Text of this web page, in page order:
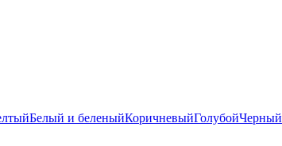
Белый и беленыйКоричневыйГолубойЧерный